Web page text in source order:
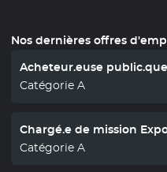
Nos dernières offres
Acheteur.euse
Catégorie A
Chargé.e de mission
Catégorie A